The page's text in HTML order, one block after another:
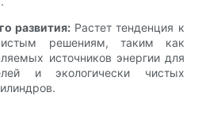
развития: Растет тенденция к
решениям, таким как
источников энергии для
и экологически чистых